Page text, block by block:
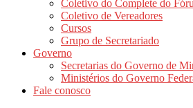
Coletivo do Complete do
Coletivo de Vereadores
Cursos
Grupo de Secretariado
Governo
Secretarias do Governo de
Ministérios do Governo
Fale conosco